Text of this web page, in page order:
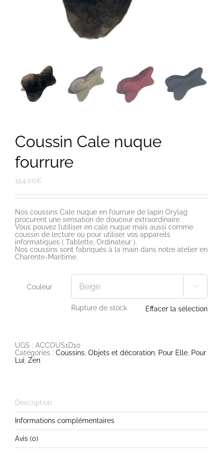
Coussin Cale nuque
fourrure
154,00€
Nos coussins Cale nuque en fourrure de lapin Orylag
procurent une sensation de douceur extraordinaire.
Vous pouvez l’utiliser en cale nuque mais aussi comme
coussin de lecture ou pour utiliser vos appareils
informatiques ( Tablette, Ordinateur ).
Nos coussins sont fabriqués à la main dans notre atelier en
Charente-Maritime.
Couleur 
Rupture de stock Effacer la sélection
UGS : ACCOUS1D10
Catégories : Coussins, Objets et décoration, Pour Elle, Pour
Lui, Zen
Description
Informations complémentaires
Avis (0)